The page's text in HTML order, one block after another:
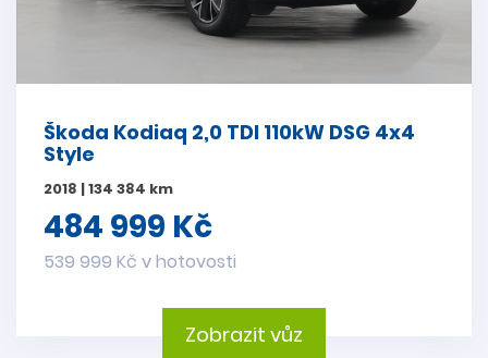
Škoda Kodiaq 2,0 TDI 110kW DSG 4x4
Style
2018 | 134 384 km
484 999 Kč
539 999 Kč v hotovosti
Zobrazit vůz